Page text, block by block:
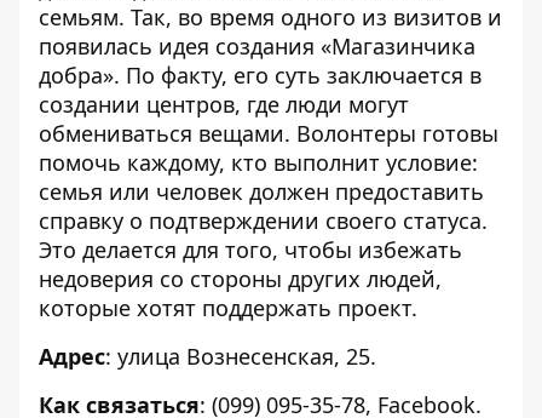
семьям. Так, во время одного из визитов и
появилась идея создания «Магазинчика
добра». По факту, его суть заключается в
создании центров, где люди могут
обмениваться вещами. Волонтеры готовы
помочь каждому, кто выполнит условие:
семья или человек должен предоставить
справку о подтверждении своего статуса.
Это делается для того, чтобы избежать
недоверия со стороны других людей,
которые хотят поддержать проект.
Адрес: улица Вознесенская, 25.
Как связаться: (099) 095-35-78, Facebook.